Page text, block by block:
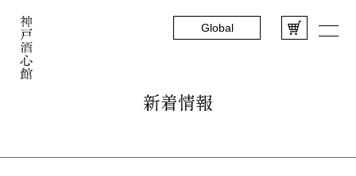
Global
新着情報